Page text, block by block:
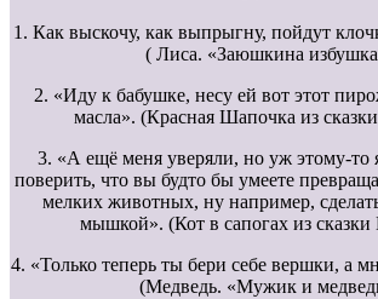
1. Как выскочу, как выпрыгну, пойдут
( Лиса. «Заюшкина
2. «Иду к бабушке, несу ей вот этот
масла». (Красная Шапочка из
3. «А ещё меня уверяли, но уж этому-то
поверить, что вы будто бы умеете
мелких животных, ну например,
мышкой». (Кот в сапогах из
4. «Только теперь ты бери себе вершки, а
(Медведь. «Мужик и